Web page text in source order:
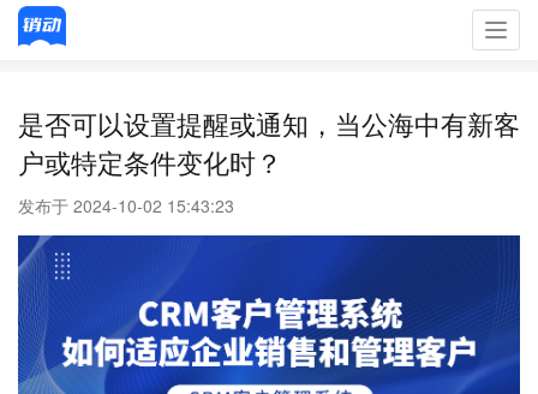
是否可以设置提醒或通知，当公海中有新客
户或特定条件变化时？
发布于 2024-10-02 15:43:23